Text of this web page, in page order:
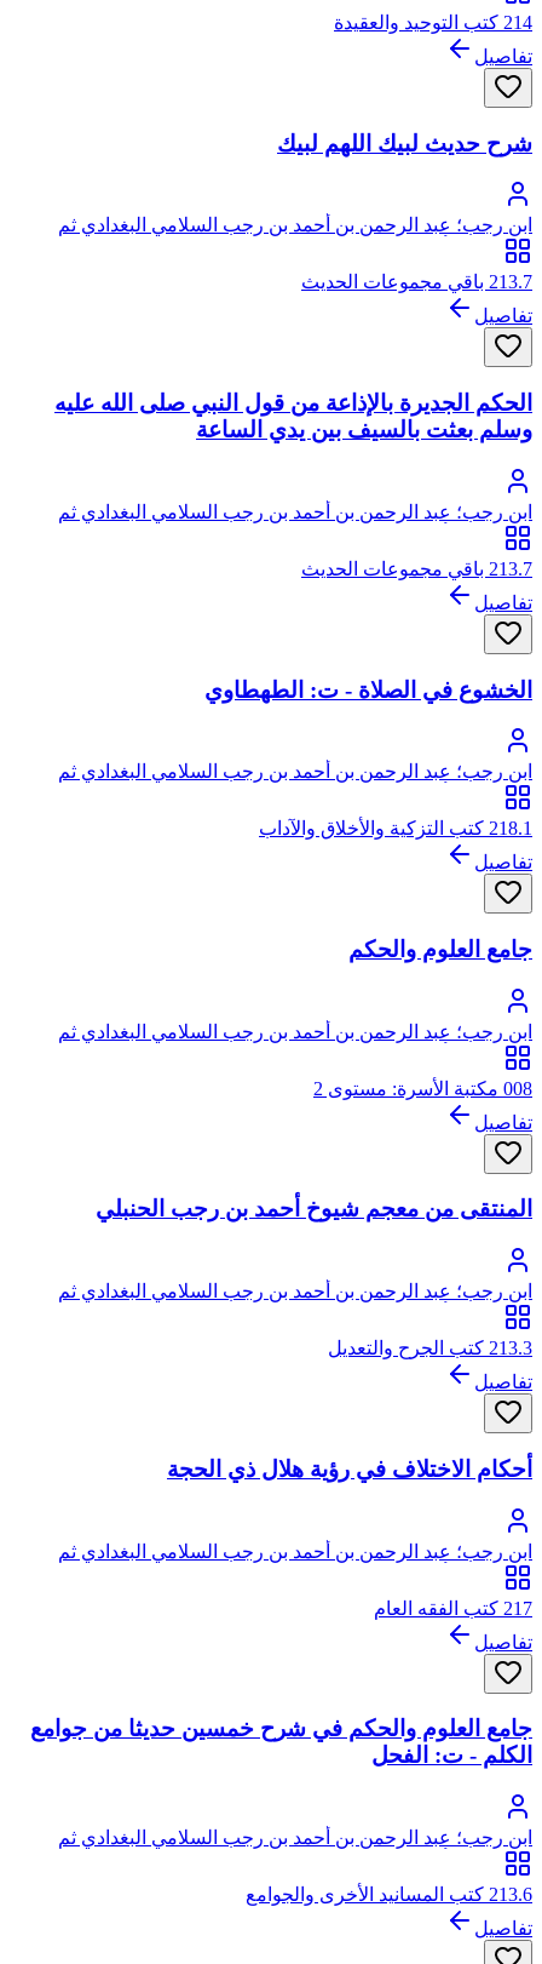
214 كتب التوحيد والعقيدة
تفاصيل
شرح حديث لبيك اللهم لبيك
ابن رجب؛ عبد الرحمن بن أحمد بن رجب السلامي البغدادي ثم
الدمشقي، أبو الفرج، زين الدين
213.7 باقي مجموعات الحديث
تفاصيل
الحكم الجديرة بالإذاعة من قول النبي صلى الله عليه
وسلم بعثت بالسيف بين يدي الساعة
ابن رجب؛ عبد الرحمن بن أحمد بن رجب السلامي البغدادي ثم
الدمشقي، أبو الفرج، زين الدين
213.7 باقي مجموعات الحديث
تفاصيل
الخشوع في الصلاة - ت: الطهطاوي
ابن رجب؛ عبد الرحمن بن أحمد بن رجب السلامي البغدادي ثم
الدمشقي، أبو الفرج، زين الدين
218.1 كتب التزكية والأخلاق والآداب
تفاصيل
جامع العلوم والحكم
ابن رجب؛ عبد الرحمن بن أحمد بن رجب السلامي البغدادي ثم
الدمشقي، أبو الفرج، زين الدين
008 مكتبة الأسرة: مستوى 2
تفاصيل
المنتقى من معجم شيوخ أحمد بن رجب الحنبلي
ابن رجب؛ عبد الرحمن بن أحمد بن رجب السلامي البغدادي ثم
الدمشقي، أبو الفرج، زين الدين
213.3 كتب الجرح والتعديل
تفاصيل
أحكام الاختلاف في رؤية هلال ذي الحجة
ابن رجب؛ عبد الرحمن بن أحمد بن رجب السلامي البغدادي ثم
الدمشقي، أبو الفرج، زين الدين
217 كتب الفقه العام
تفاصيل
جامع العلوم والحكم في شرح خمسين حديثا من جوامع
الكلم - ت: الفحل
ابن رجب؛ عبد الرحمن بن أحمد بن رجب السلامي البغدادي ثم
الدمشقي، أبو الفرج، زين الدين
213.6 كتب المسانيد الأخرى والجوامع
تفاصيل